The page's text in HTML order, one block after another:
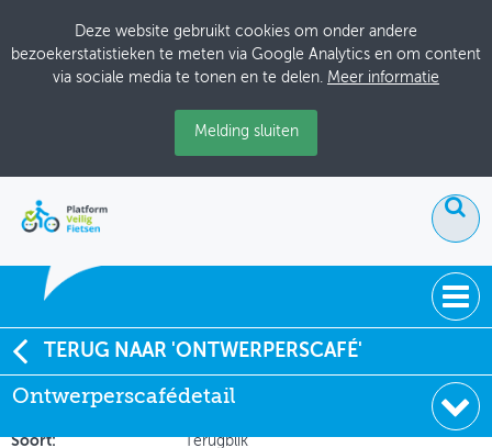
Deze website gebruikt cookies om onder andere
bezoekerstatistieken te meten via Google Analytics en om content
via sociale media te tonen en te delen. Meer informatie
Melding sluiten
ACTUEEL
DOSSIERS
BIJEENKOMSTEN
TERUG NAAR 'ONTWERPERSCAFÉ'
Ontwerperscafédetail
Verslag Ontwerperscafé GOW30 - Zuid-Holland 20-
Soort:
Terugblik